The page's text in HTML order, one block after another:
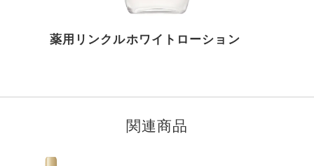
薬用リンクルホワイトローション
関連商品